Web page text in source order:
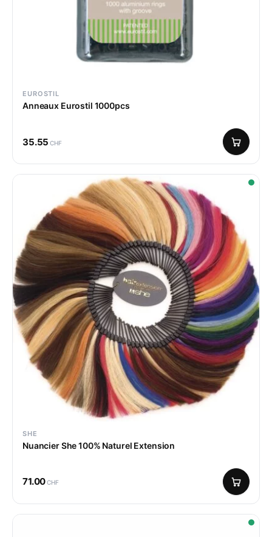
EUROSTIL
Anneaux Eurostil 1000pcs
35.55 CHF
SHE
Nuancier She 100% Naturel Extension
71.00CHF